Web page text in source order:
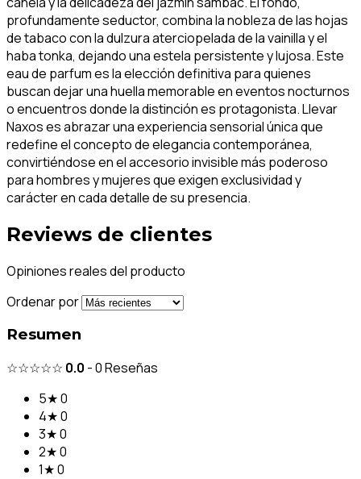
profundamente seductor, combina la nobleza de las hojas
de tabaco con la dulzura aterciopelada de la vainilla y el
haba tonka, dejando una estela persistente y lujosa. Este
eau de parfum es la elección definitiva para quienes
buscan dejar una huella memorable en eventos nocturnos
o encuentros donde la distinción es protagonista. Llevar
Naxos es abrazar una experiencia sensorial única que
redefine el concepto de elegancia contemporánea,
convirtiéndose en el accesorio invisible más poderoso
para hombres y mujeres que exigen exclusividad y
carácter en cada detalle de su presencia.
Reviews de clientes
Opiniones reales del producto
Ordenar por
Resumen
☆☆☆☆☆ 0.0 -0Reseñas
5★0
4★0
3★0
2★0
1★0